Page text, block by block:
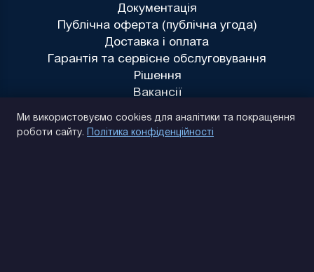
Документація
Публічна оферта (публічна угода)
Доставка і оплата
Гарантія та сервісне обслуговування
Рішення
Вакансії
Ми використовуємо cookies для аналітики та покращення
роботи сайту. Політика конфіденційності